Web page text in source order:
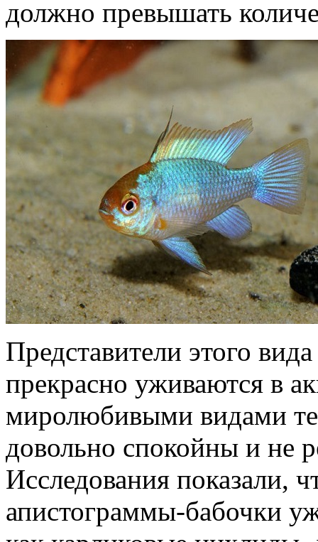
должно превышать
Представители этого
прекрасно уживаются в
миролюбивыми видами
довольно спокойны и не
Исследования показали,
апистограммы-бабочки